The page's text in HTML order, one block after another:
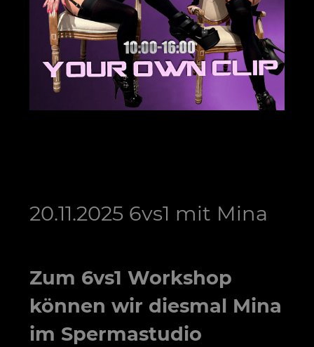
20.11.2025 6vs1 mit Mina
Zum 6vs1 Workshop
können wir diesmal Mina
im Spermastudio